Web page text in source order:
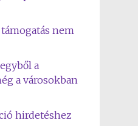
nem
a
a városokban
hirdetéshez